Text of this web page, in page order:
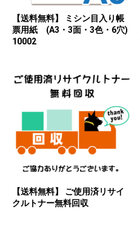
【送料無料】 ミシン目入り帳
票用紙 (A3・3面・3色・6穴)
10002
【送料無料】 ご使用済リサイ
クルトナー無料回収